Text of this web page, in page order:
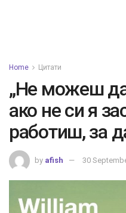
Home Цитати
„Не можеш
ако не си я
работиш, за
by afish 30